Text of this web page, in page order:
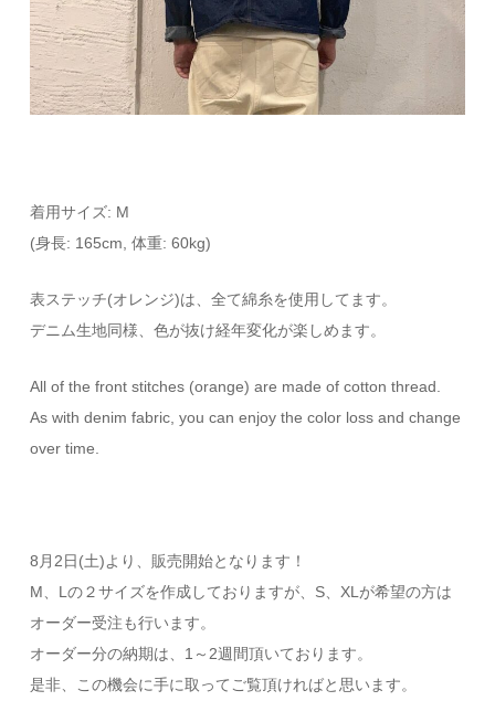
着用サイズ: M
(身長: 165cm, 体重: 60kg)
表ステッチ(オレンジ)は、全て綿糸を使用してます。
デニム生地同様、色が抜け経年変化が楽しめます。
All of the front stitches (orange) are made of cotton thread.
As with denim fabric, you can enjoy the color loss and change
over time.
8月2日(土)より、販売開始となります！
M、Lの２サイズを作成しておりますが、S、XLが希望の方は
オーダー受注も行います。
オーダー分の納期は、1～2週間頂いております。
是非、この機会に手に取ってご覧頂ければと思います。